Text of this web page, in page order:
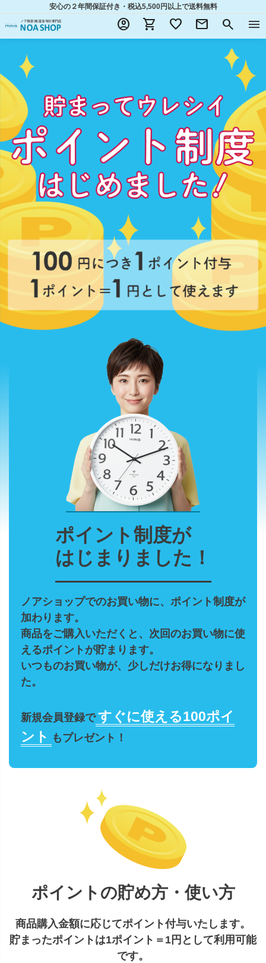
安心の２年間保証付き・税込5,500円以上で送料無料
account_circle shopping_cart favorite mail search menu
ポイント制度が
はじまりました！
ノアショップでのお買い物に、ポイント制度が
加わります。
商品をご購入いただくと、次回のお買い物に使
えるポイントが貯まります。
いつものお買い物が、少しだけお得になりまし
た。
新規会員登録で すぐに使える100ポイ
ント もプレゼント！
ポイントの貯め方・使い方
商品購入金額に応じてポイント付与いたします。
貯まったポイントは1ポイント＝1円として利用可能
です。